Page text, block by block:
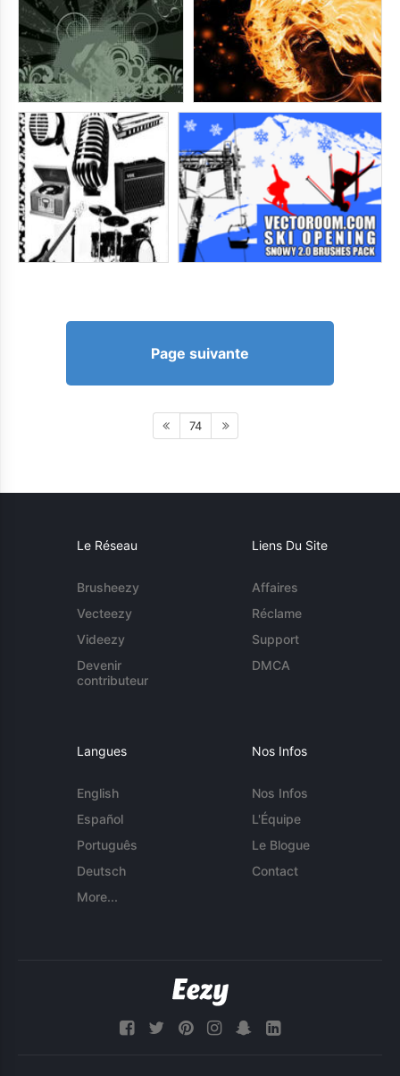
Page suivante
74
Le Réseau
Brusheezy
Vecteezy
Videezy
Devenir
contributeur
Liens Du Site
Affaires
Réclame
Support
DMCA
Langues
English
Español
Português
Deutsch
More...
Nos Infos
Nos Infos
L'Équipe
Le Blogue
Contact